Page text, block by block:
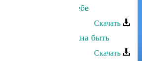
- Скучаю по тебе
Скачать
- Любовь должна быть
Скачать